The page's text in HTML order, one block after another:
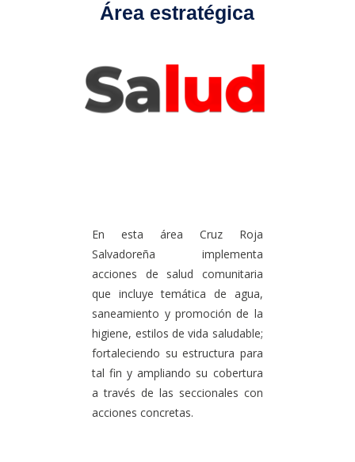
Área estratégica
En esta área Cruz Roja
Salvadoreña implementa
acciones de salud comunitaria
que incluye temática de agua,
saneamiento y promoción de la
higiene, estilos de vida saludable;
fortaleciendo su estructura para
tal fin y ampliando su cobertura
a través de las seccionales con
acciones concretas.